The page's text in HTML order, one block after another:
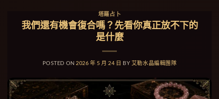
塔羅占卜
我們還有機會復合嗎？先看你真正放不下的
是什麼
POSTED ON 2026 年 5 月 24 日 BY 艾勒水晶編輯團隊